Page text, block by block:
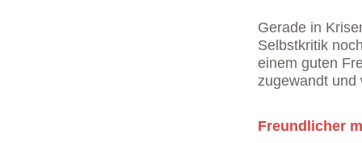
Gerade in
Selbstkritik
einem guten
zugewandt und
Freundlicher